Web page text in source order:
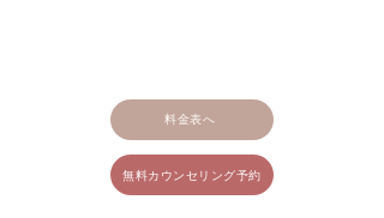
料金表へ
無料カウンセリング予約